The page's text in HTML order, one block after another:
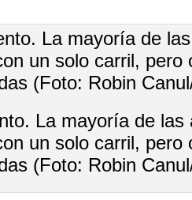
La mayoría de las
un solo carril, pero
(Foto: Robin